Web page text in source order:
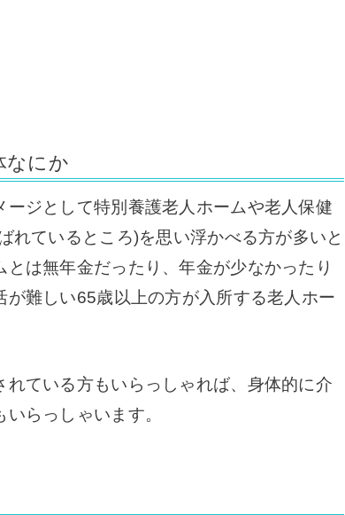
なにか
ジとして特別養護老人ホームや老人保健
れているところ)を思い浮かべる方が多いと
は無年金だったり、年金が少なかったり
が難しい65歳以上の方が入所する老人ホー
ている方もいらっしゃれば、身体的に介
らっしゃいます。